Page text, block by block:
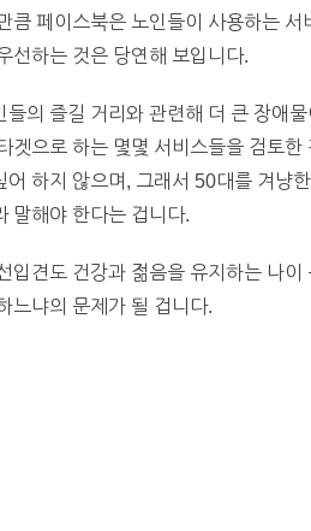
큼 페이스북은 노인들이 사용하는
선하는 것은 당연해 보입니다.
들의 즐길 거리와 관련해 더 큰 장애
겟으로 하는 몇몇 서비스들을 검토
어 하지 않으며, 그래서 50대를 겨냥
말해야 한다는 겁니다.
입견도 건강과 젊음을 유지하는 나
느냐의 문제가 될 겁니다.